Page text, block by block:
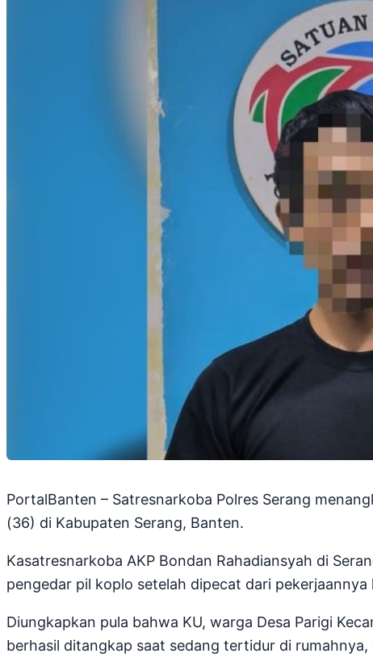
PortalBanten – Satresnarkoba Polres Serang
(36) di Kabupaten Serang, Banten.
Kasatresnarkoba AKP Bondan Rahadiansyah di
pengedar pil koplo setelah dipecat dari
Diungkapkan pula bahwa KU, warga Desa Parigi
berhasil ditangkap saat sedang tertidur di rumahnya,